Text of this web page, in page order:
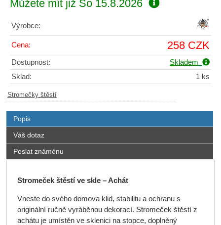
Můžete mít již So 15.8.2026
Výrobce:
Cena: 258 CZK
Dostupnost:
Skladem
Sklad:
1 ks
Stromečky štěstí
Popis
Váš dotaz
Poslat známénu
Stromeček štěstí ve skle – Achát
Vneste do svého domova klid, stabilitu a ochranu s
originální ručně vyráběnou dekorací. Stromeček štěstí z
achátu je umístěn ve sklenici na stopce, doplněný